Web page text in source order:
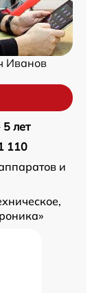
Иванов
5 лет
110
и